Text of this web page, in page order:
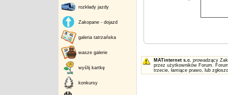
rozkłady jazdy
Zakopane - dojazd
galeria tatrzańska
wasze galerie
wyślij kartkę
konkursy
MATinternet s.c. prowadzący
przez użytkowników Forum.
trzecie, łamiące prawo, lub